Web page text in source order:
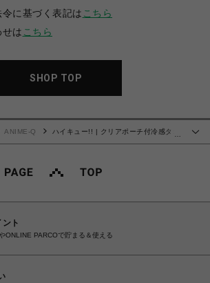
に基づく表記は こちら
は こちら
SHOP TOP
ANIME-Q
ハイキュー!! | クリアポーチ付冷感タオ
ト
ONLINE PARCOで貯まる＆使える